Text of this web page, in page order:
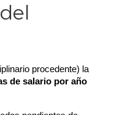
procedente) la
de salario por año